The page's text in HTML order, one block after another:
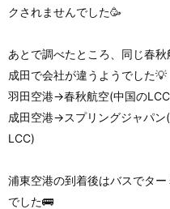
クされませんでした🥳
あとで調べたところ、同じ春秋
成田で会社が違うようでした💡
羽田空港→春秋航空(中国の
成田空港→スプリングジャパン
LCC)
浦東空港の到着後はバスでタ
でした🚌